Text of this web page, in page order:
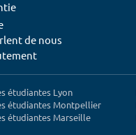
de nous
étudiantes Lyon
étudiantes Montpellier
étudiantes Marseille